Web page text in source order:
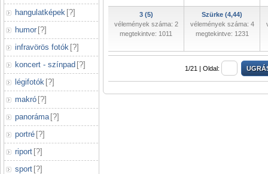
hangulatképek [?]
humor [?]
infravörös fotók [?]
koncert - színpad [?]
légifotók [?]
makró [?]
panoráma [?]
portré [?]
riport [?]
sport [?]
3 (5)
vélemények száma: 2
megtekintve: 1011
Szürke (4,44)
vélemények száma: 4
megtekintve: 1231
1/21 | Oldal: